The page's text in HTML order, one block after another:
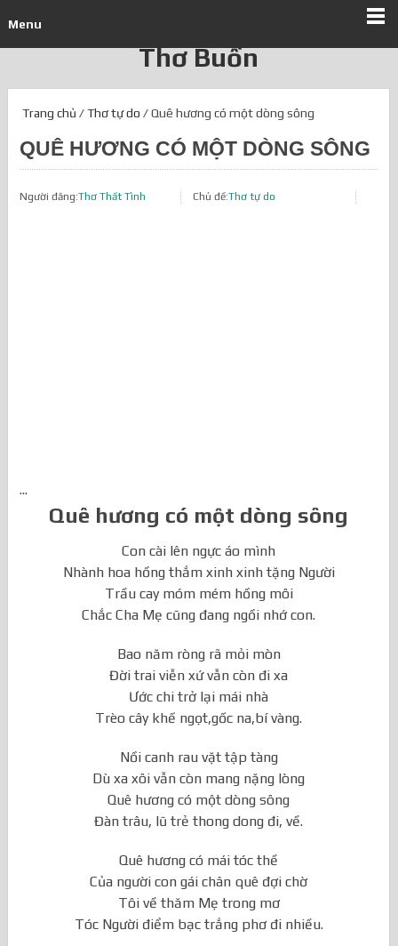
Menu
Thơ Buồn
Trang chủ /Thơ tự do / Quê hương có một dòng sông
QUÊ HƯƠNG CÓ MỘT DÒNG SÔNG
Người đăng:Thơ Thất Tình Chủ đề:Thơ tự do
...
Quê hương có một dòng sông
Con cài lên ngực áo mình
Nhành hoa hồng thắm xinh xinh tặng Người
Trầu cay móm mém hồng môi
Chắc Cha Mẹ cũng đang ngồi nhớ con.
Bao năm ròng rã mỏi mòn
Đời trai viễn xứ vẫn còn đi xa
Ước chi trở lại mái nhà
Trèo cây khế ngọt,gốc na,bí vàng.
Nồi canh rau vặt tập tàng
Dù xa xôi vẫn còn mang nặng lòng
Quê hương có một dòng sông
Đàn trâu, lũ trẻ thong dong đi, về.
Quê hương có mái tóc thề
Của người con gái chân quê đợi chờ
Tôi về thăm Mẹ trong mơ
Tóc Người điểm bạc trắng phơ đi nhiều.